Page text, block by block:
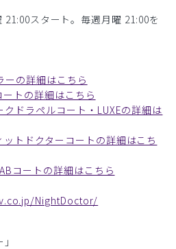
スタート。毎週月曜 21:00を
ーの詳細はこちら
トの詳細はこちら
ドラペルコート・LUXEの詳細は
トドクターコートの詳細はこち
コートの詳細はこちら
NightDoctor/